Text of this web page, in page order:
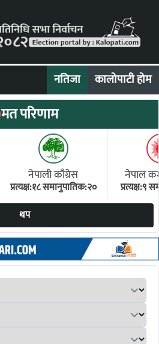
नतिजा कालोपाटी होम
मत परिणाम
नेपाली काँग्रेस
प्रत्यक्ष:१८ समानुपातिक:२०
नेपाल
प्रत्यक्ष:९
थप